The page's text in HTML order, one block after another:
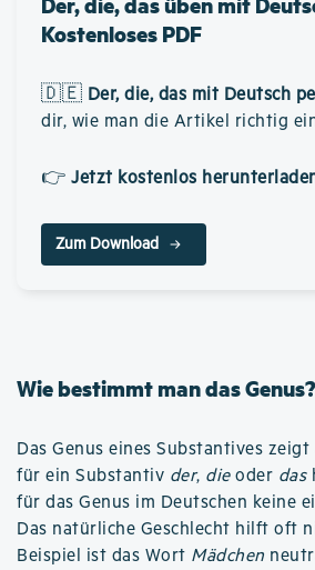
Kostenloses PDF
🇩🇪 Der, die, das mit Deutsch
dir, wie man die Artikel richtig
👉 Jetzt kostenlos
Zum Download
Wie bestimmt man das Genus?
Das Genus eines Substantives
für ein Substantiv der, dieoder das
für das Genus im Deutschen keine
Das natürliche Geschlecht hilft oft
Beispiel ist das Wort Mädchen